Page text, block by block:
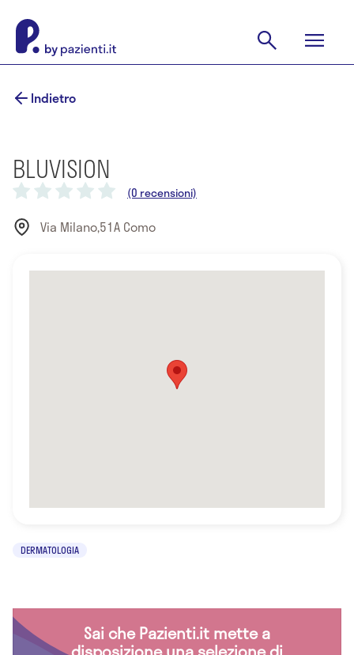
Indietro
BLUVISION
(0 recensioni)
Via Milano,51A Como
DERMATOLOGIA
Sai che Pazienti.it mette a